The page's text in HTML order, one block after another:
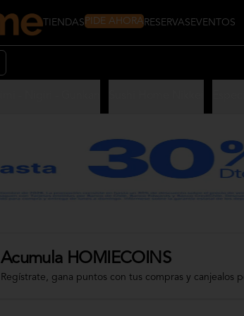
TIENDAS PIDE AHORA RESERVAS EVENTOS
Acumula HOMIECOINS
Regístrate, gana puntos con tus compras y canjealos